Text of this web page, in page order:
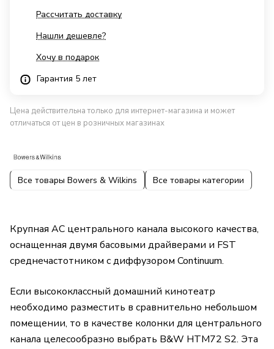
Рассчитать доставку
Нашли дешевле?
Хочу в подарок
Гарантия 5 лет
Цена действительна только для интернет-магазина и может
отличаться от цен в розничных магазинах
Все товары Bowers & Wilkins Все товары категории
Крупная АС центрального канала высокого качества,
оснащенная двумя басовыми драйверами и FST
среднечастотником с диффузором Continuum.
Если высококлассный домашний кинотеатр
необходимо разместить в сравнительно небольшом
помещении, то в качестве колонки для центрального
канала целесообразно выбрать B&W HTM72 S2. Эта